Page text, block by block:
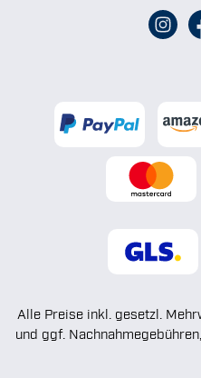
Alle Preise inkl. gesetzl.
und ggf.